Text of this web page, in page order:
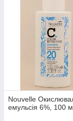
Nouvelle
емульсія 6%, 100